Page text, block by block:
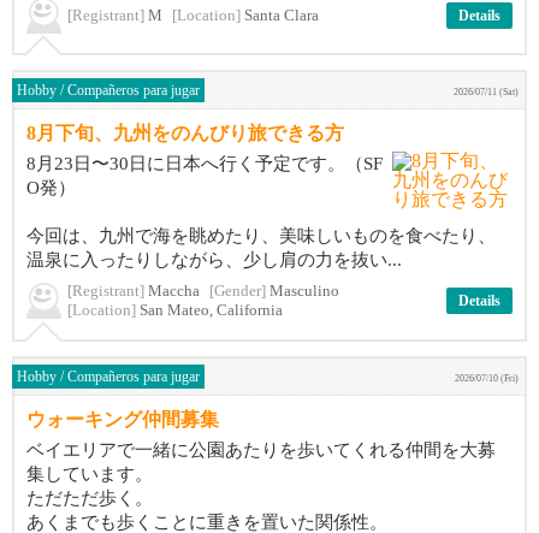
[Registrant] M [Location] Santa Clara Details
Hobby / Compañeros para jugar 2026/07/11 (Sat)
8月下旬、九州をのんびり旅できる方
8月23日〜30日に日本へ行く予定です。（SF
O発）
今回は、九州で海を眺めたり、美味しいものを食べたり、
温泉に入ったりしながら、少し肩の力を抜い...
[Registrant] Maccha [Gender] Masculino
[Location] San Mateo, California
Details
Hobby / Compañeros para jugar 2026/07/10 (Fri)
ウォーキング仲間募集
ベイエリアで一緒に公園あたりを歩いてくれる仲間を大募
集しています。
ただただ歩く。
あくまでも歩くことに重きを置いた関係性。